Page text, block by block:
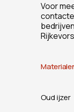
Voor
Oud ijzer